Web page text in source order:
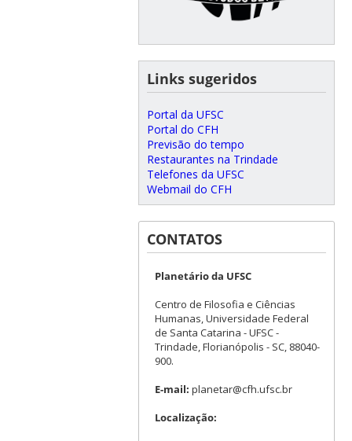
Links sugeridos
Portal da UFSC
Portal do CFH
Previsão do tempo
Restaurantes na Trindade
Telefones da UFSC
Webmail do CFH
CONTATOS
Planetário da UFSC
Centro de Filosofia e Ciências
Humanas, Universidade Federal
de Santa Catarina - UFSC -
Trindade, Florianópolis - SC, 88040-
900.
E-mail: planetar@cfh.ufsc.br
Localização: